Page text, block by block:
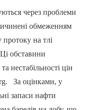
через проблеми
обмеженням
на тлі
обставини
нестабільності цін
За оцінками, у
запаси нафти